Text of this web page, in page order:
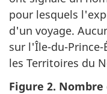
pour lesquels
d'un voyage.
sur l'Île-du-Prince-
les Territoires du
Figure 2.